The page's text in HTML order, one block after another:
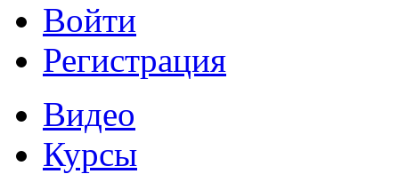
Войти
Регистрация
Видео
Курсы